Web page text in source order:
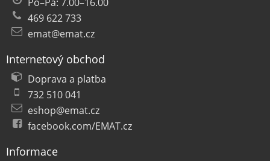
469 622 733
emat@emat.cz
Internetový obchod
Doprava a platba
732 510 041
eshop@emat.cz
facebook.com/EMAT.cz
Informace